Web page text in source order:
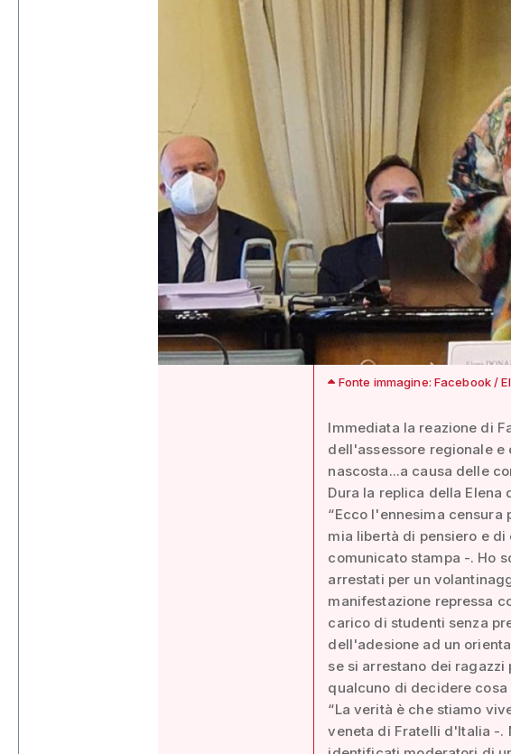
Fonte immagine: Facebook /
Immediata la reazione di
dell'assessore regionale e
nascosta...a causa delle
Dura la replica della Elena
“Ecco l'ennesima censura
mia libertà di pensiero e di
comunicato stampa -. Ho
arrestati per un
manifestazione repressa
carico di studenti senza
dell'adesione ad un
se si arrestano dei ragazzi
qualcuno di decidere cosa
“La verità è che stiamo
veneta di Fratelli d'Italia -.